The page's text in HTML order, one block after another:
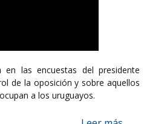
las encuestas del presidente
de la oposición y sobre aquellos
a los uruguayos.